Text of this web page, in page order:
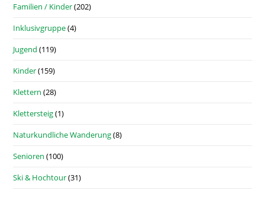
Familien / Kinder(202)
Inklusivgruppe(4)
Jugend (119)
Kinder(159)
Klettern (28)
Klettersteig(1)
Naturkundliche Wanderung(8)
Senioren (100)
Ski & Hochtour(31)